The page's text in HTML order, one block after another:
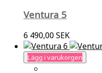
Ventura 5
6 490,00 SEK
Lägg i varukorgen